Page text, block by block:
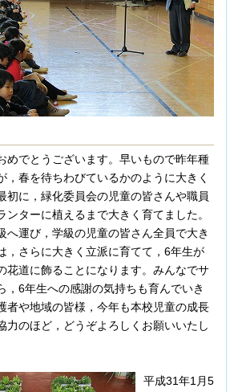
でとうございます。早いもので昨年種
，春を待ちわびているかのように大きく
初に，緑化委員会の児童の皆さんや職員
ンターに植えるまで大きく育てました。
へ運び，学級の児童の皆さん全員で大き
，さらに大きく立派に育てて，6年生が
花道に飾ることになります。みんなでサ
，6年生への感謝の気持ちも育んでいき
者や地域の皆様，今年も本校児童の成長
力のほど，どうぞよろしくお願いいたし
平成31年1月5